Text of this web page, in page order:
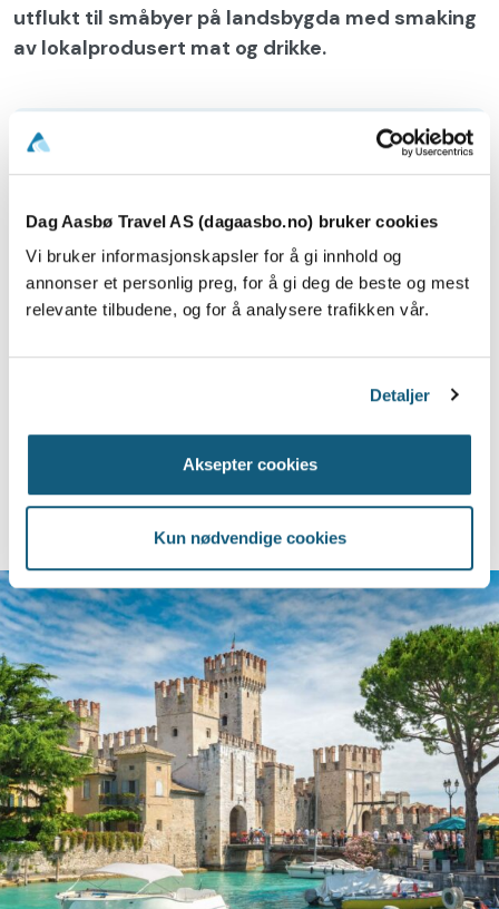
Dag Aasbø Travel AS (dagaasbo.no) bruker cookies
Vi bruker informasjonskapsler for å gi innhold og
annonser et personlig preg, for å gi deg de beste og mest
relevante tilbudene, og for å analysere trafikken vår.
Detaljer
Aksepter cookies
Kun nødvendige cookies
utflukt til småbyer på landsbygda med smaking
av lokalprodusert mat og drikke.
Vi skal på utflukt til Barcelona. Vi får
rundt i byen og viser oss de mest
kjente severdighetene